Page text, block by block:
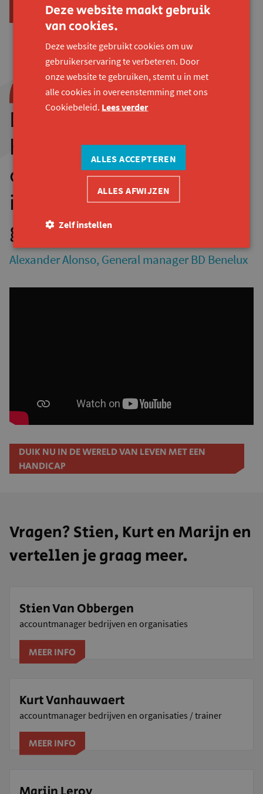
NEEM CONTACT OP VOOR MEER INFORMATIE
De onderdompelsessie
heeft ons ertoe aangezet
om nog verder met
inclusie aan de slag te
gaan.
Alexander Alonso, General manager BD Benelux
DUIK NU IN DE WERELD VAN LEVEN MET EEN
HANDICAP
Vragen? Stien, Kurt en Marijn en
vertellen je graag meer.
Stien Van Obbergen
accountmanager bedrijven en organisaties
MEER INFO
Kurt Vanhauwaert
accountmanager bedrijven en organisaties / trainer
MEER INFO
Deze website maakt gebruik
van cookies.
Deze website gebruikt cookies om uw
gebruikerservaring te verbeteren. Door
onze website te gebruiken, stemt u in met
alle cookies in overeenstemming met ons
Cookiebeleid. Lees verder
ALLES ACCEPTEREN
ALLES AFWIJZEN
Zelf instellen